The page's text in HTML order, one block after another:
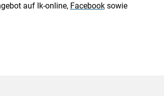
auf lk-online, Facebooksowie